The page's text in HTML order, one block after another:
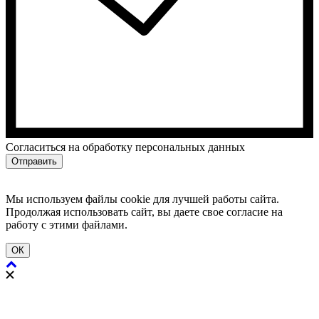
Cогласиться на обработку персональных данных
Отправить
Мы используем файлы cookie для лучшей работы сайта.
Продолжая использовать сайт, вы даете свое согласие на
работу с этими файлами.
ОК